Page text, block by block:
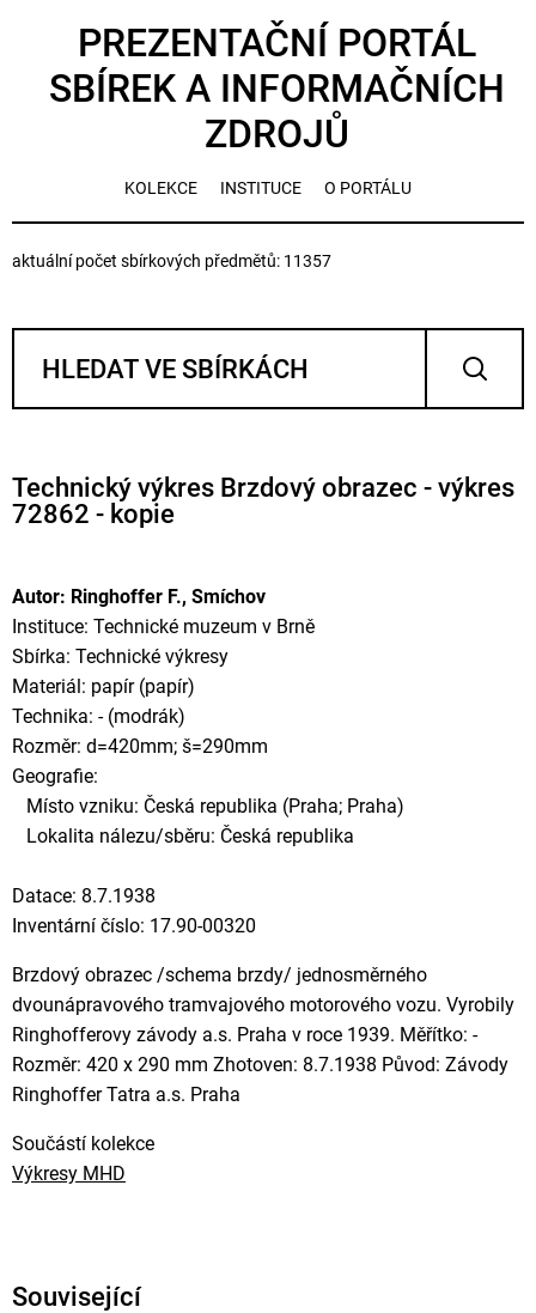
PREZENTAČNÍ PORTÁL
SBÍREK A INFORMAČNÍCH
ZDROJŮ
KOLEKCE INSTITUCE O PORTÁLU
aktuální počet sbírkových předmětů: 11357
Technický výkres Brzdový obrazec - výkres
72862 - kopie
Autor: Ringhoffer F., Smíchov
Instituce: Technické muzeum v Brně
Sbírka: Technické výkresy
Materiál: papír (papír)
Technika: - (modrák)
Rozměr: d=420mm; š=290mm
Geografie:
Místo vzniku: Česká republika (Praha; Praha)
Lokalita nálezu/sběru: Česká republika
Datace: 8.7.1938
Inventární číslo: 17.90-00320
Brzdový obrazec /schema brzdy/ jednosměrného
dvounápravového tramvajového motorového vozu. Vyrobily
Ringhofferovy závody a.s. Praha v roce 1939. Měřítko: -
Rozměr: 420 x 290 mm Zhotoven: 8.7.1938 Původ: Závody
Ringhoffer Tatra a.s. Praha
Součástí kolekce
Výkresy MHD
Související